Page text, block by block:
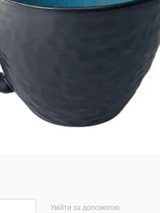
Увійти за допомогою